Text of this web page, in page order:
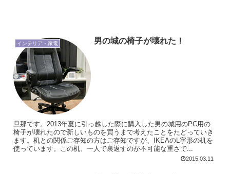
インテリア・家電 男の城の椅子が壊れた！
旦那です。2013年夏に引っ越した際に購入した男の城用のPC用の
椅子が壊れたので新しいものを買うまで考えたことをたどっていき
ます。机との関係ご存知の方はご存知ですが、IKEAのL字形の机を
使っています。この机、一人で裏返すのが不可能な重さで...
2015.03.11